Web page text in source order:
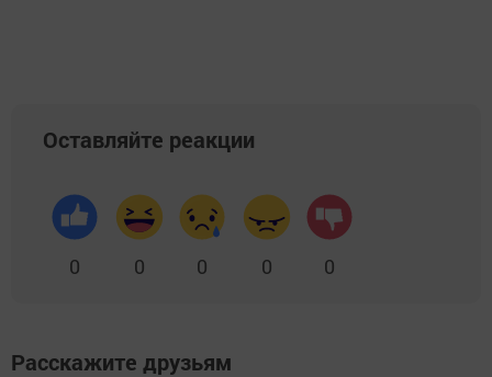
Оставляйте реакции
0 0 0 0 0
Расскажите друзьям